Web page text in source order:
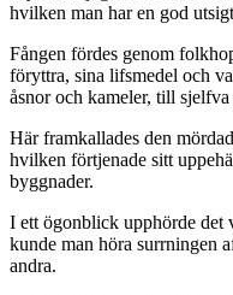
hvilken man har en god
Fången fördes genom
föryttra, sina lifsmedel och
åsnor och kameler, till
Här framkallades den
hvilken förtjenade sitt
byggnader.
I ett ögonblick upphörde det
kunde man höra surrningen
andra.